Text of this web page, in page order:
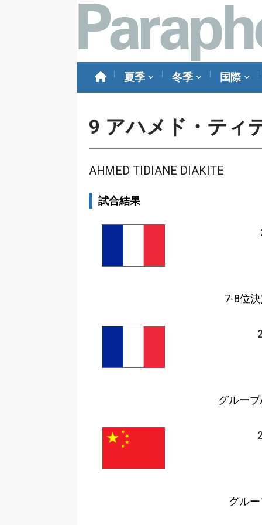
夏季 冬季 国際
9 アハメド・ティ
AHMED TIDIANE DIAKITE
試合結果
7-8位
グルー
グル